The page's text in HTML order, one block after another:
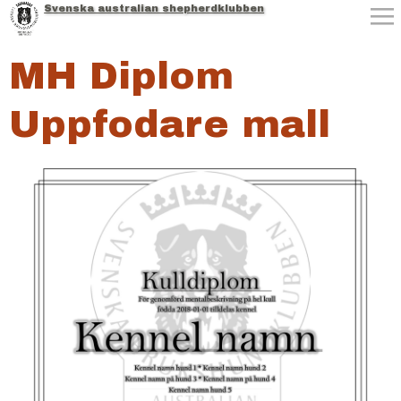
Jump to navigation
Svenska australian shepherdklubben
MH Diplom
Uppfodare mall